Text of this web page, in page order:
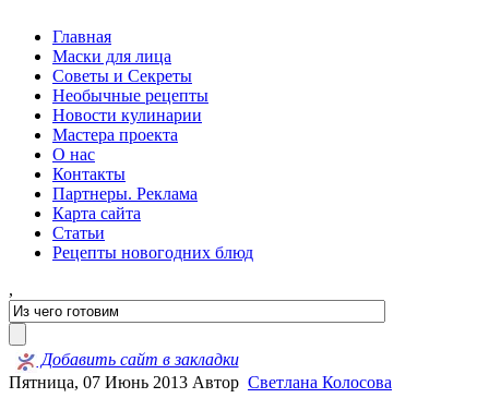
Главная
Маски для лица
Советы и Секреты
Необычные рецепты
Новости кулинарии
Мастера проекта
О нас
Контакты
Партнеры. Реклама
Карта сайта
Статьи
Рецепты новогодних блюд
,
Добавить сайт в закладки
Пятница, 07 Июнь 2013 Автор Светлана Колосова